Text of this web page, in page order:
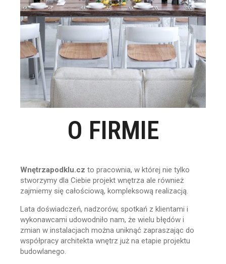
O FIRMIE
Wnętrzapodklu.cz to pracownia, w której nie tylko
stworzymy dla Ciebie projekt wnętrza ale również
zajmiemy się całościową, kompleksową realizacją.
Lata doświadczeń, nadzorów, spotkań z klientami i
wykonawcami udowodniło nam, że wielu błędów i
zmian w instalacjach można uniknąć zapraszając do
współpracy architekta wnętrz już na etapie projektu
budowlanego.